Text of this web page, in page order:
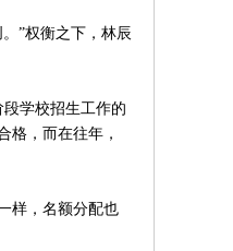
”权衡之下，林辰
学校招生工作的
格，而在往年，
样，名额分配也